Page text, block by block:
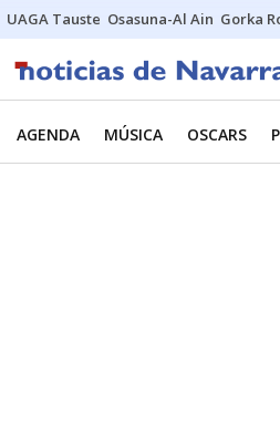
UAGA Tauste Osasuna-Al Ain Gorka
AGENDA MÚSICA OSCARS